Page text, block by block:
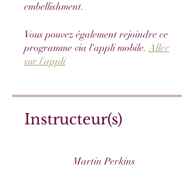
embellishment.
Vous pouvez également rejoindre ce
programme via l'appli mobile. Aller
sur l'appli
Instructeur(s)
Martin Perkins